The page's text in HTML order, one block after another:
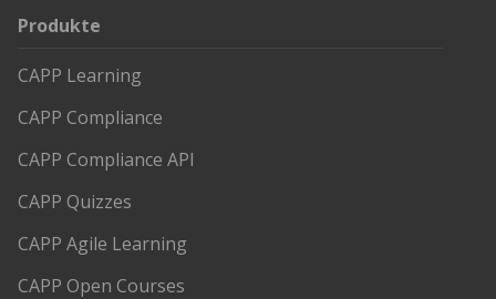
Produkte
CAPP Learning
CAPP Compliance
CAPP Compliance API
CAPP Quizzes
CAPP Agile Learning
CAPP Open Courses